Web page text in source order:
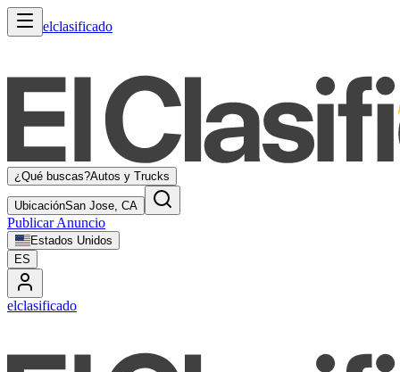
elclasificado
¿Qué buscas?Autos y Trucks
UbicaciónSan Jose, CA
Publicar Anuncio
Estados Unidos
ES
elclasificado